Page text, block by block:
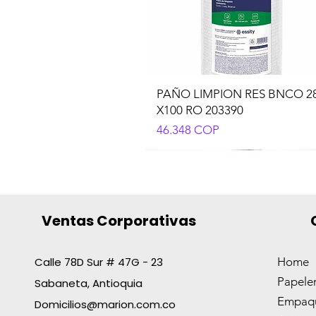
PAÑO LIMPION RES BNCO
X100 RO 203390
Precio
46.348 COP
BOLIGRAFO AZOR PIN POINT
ROJO
CORRECTOR T/LAPIZ 8ML
OFIESC
BOLSA PLAST.TASK 55X60
NGOX10
DETECTOR D/BILLETES
CHECK-IT 70745
TRAPERO PABILO X300GR
C/MET1.4
Ventas Corporativas
Calle 78D Sur # 47G - 23
Sabaneta, Antioquia
Domicilios@marion.com.co
Home